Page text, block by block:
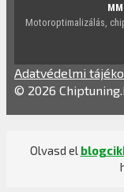
Motoroptimalizálás,
Adatvédelmi
© 2026
Olvasd el